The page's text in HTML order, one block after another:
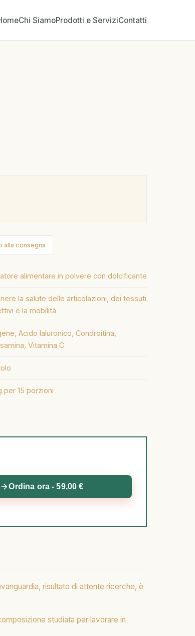
Chi SiamoProdotti e ServiziContatti
alla consegna
alimentare in polvere con dolcificante
la salute delle articolazioni, dei tessuti
e la mobilità
Acido Ialuronico, Condroitina,
Vitamina C
per 15 porzioni
Ordina ora - 59,00 €
risultato di attente ricerche, è
studiata per lavorare in